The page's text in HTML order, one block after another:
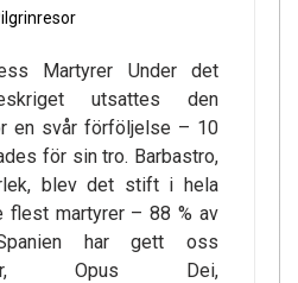
Martyrer Under det
utsattes den
en svår förföljelse – 10
för sin tro. Barbastro,
blev det stift i hela
flest martyrer – 88 % av
har gett oss
Opus Dei,